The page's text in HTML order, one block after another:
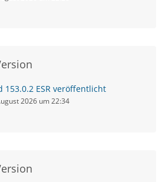
ESR veröffentlicht
2026 um 22:34